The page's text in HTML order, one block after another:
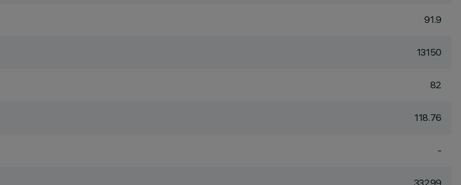
91.9
13150
82
118.76
-
33299